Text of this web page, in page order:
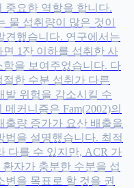
중요한 역할을 합니다.
물 섭취량이 많은 것이
견했습니다. 연구에서는
1잔 이하를 섭취한 사
함을 보여주었습니다. 다
절한 수분 섭취가 다른
발 위험을 감소시킬 수
커니즘은 Fam(2002)의
출량 증가가 요산 배출을
법을 설명했습니다. 최적
다를 수 있지만, ACR 가
환자가 충분한 수분을 섭
변을 목표로 할 것을 권